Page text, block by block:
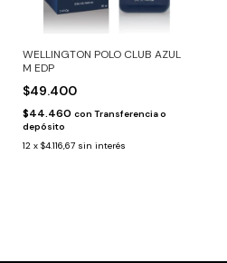
WELLINGTON POLO CLUB AZUL
M EDP
$49.400
$44.460 con Transferencia o
depósito
12 x $4.116,67 sin interés